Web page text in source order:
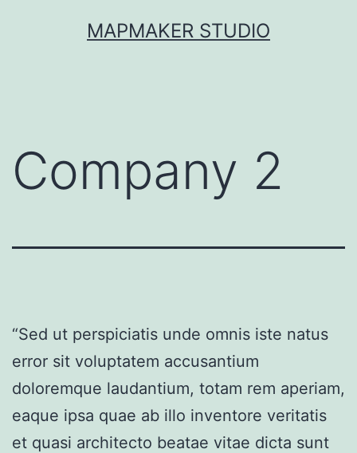
MAPMAKER STUDIO
Company 2
“Sed ut perspiciatis unde omnis iste natus
error sit voluptatem accusantium
doloremque laudantium, totam rem aperiam,
eaque ipsa quae ab illo inventore veritatis
et quasi architecto beatae vitae dicta sunt